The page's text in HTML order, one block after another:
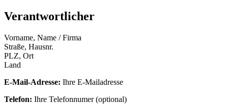
Verantwortlicher
Vorname, Name / Firma
Straße, Hausnr.
PLZ, Ort
Land
E-Mail-Adresse: Ihre E-Mailadresse
Telefon: Ihre Telefonnumer (optional)